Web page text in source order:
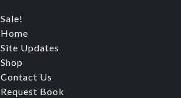
Sale!
Home
Site Updates
Shop
Contact Us
Request Book